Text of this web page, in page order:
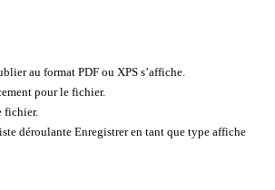
au format PDF ou XPS s’affiche.
pour le fichier.
fichier.
déroulante Enregistrer en tant que type affiche